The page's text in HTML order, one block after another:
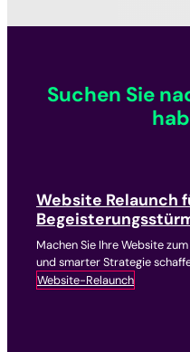
Suchen Sie
Website Relaunch
Machen Sie Ihre Website
und smarter Strategie
Website-Relaunch